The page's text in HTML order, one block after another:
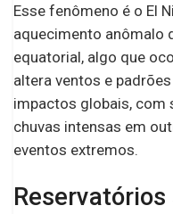
Esse fenômeno é o El
aquecimento anômalo
equatorial, algo que
altera ventos e
impactos globais, com
chuvas intensas em
eventos extremos.